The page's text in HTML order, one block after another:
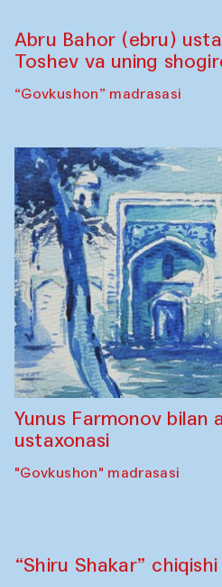
Abru Bahor (ebru)
Toshev va uning
“Govkushon” madrasasi
Yunus Farmonov bilan
ustaxonasi
"Govkushon" madrasasi
“Shiru Shakar” chiqishi